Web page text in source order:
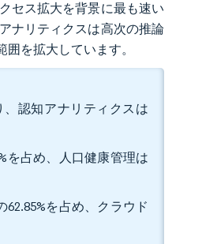
セス拡大を背景に最も速い
ナリティクスは高次の推論
を拡大しています。
、認知アナリティクスは
を占め、人口健康管理は
を占め、クラウド